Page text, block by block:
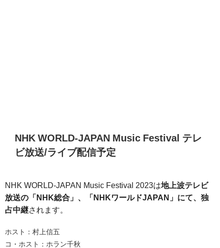
NHK WORLD-JAPAN Music Festival テレ
ビ放送/ライブ配信予定
NHK WORLD-JAPAN Music Festival 2023は地上波テレビ
放送の「NHK総合」、「NHKワールドJAPAN」にて、独
占中継されます。
ホスト：村上信五
コ・ホスト：ホラン千秋